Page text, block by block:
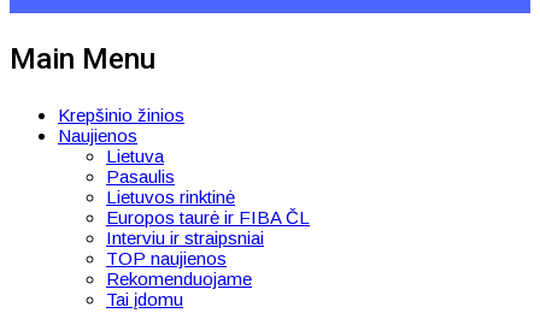
Main Menu
Krepšinio žinios
Naujienos
Lietuva
Pasaulis
Lietuvos rinktinė
Europos taurė ir FIBA ČL
Interviu ir straipsniai
TOP naujienos
Rekomenduojame
Tai įdomu